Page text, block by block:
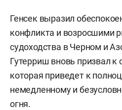
Генсек выразил
конфликта и возросшими
судоходства в Черном и
Гутерриш вновь призвал к
которая приведет к
немедленному и
огня.